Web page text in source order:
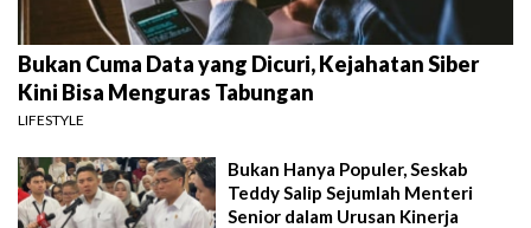
Bukan Cuma Data yang Dicuri, Kejahatan Siber
Kini Bisa Menguras Tabungan
LIFESTYLE
Bukan Hanya Populer, Seskab
Teddy Salip Sejumlah Menteri
Senior dalam Urusan Kinerja